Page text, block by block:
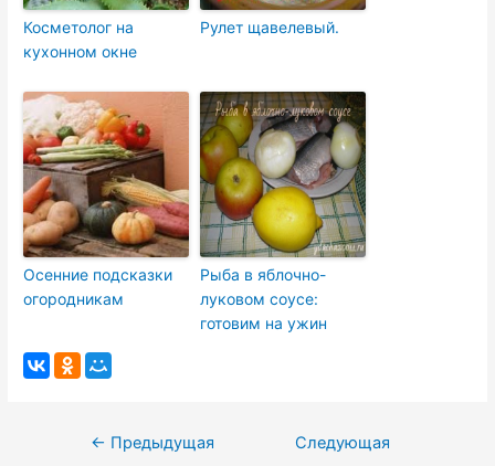
Косметолог на
кухонном окне
Рулет щавелевый.
Осенние подсказки
огородникам
Рыба в яблочно-
луковом соусе:
готовим на ужин
Навигация
← Предыдущая
Следующая